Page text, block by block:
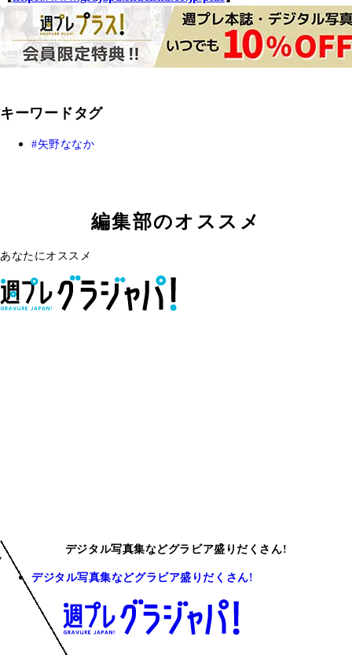
キーワードタグ
矢野ななか
編集部のオススメ
あなたにオススメ
デジタル写真集などグラビア盛りだくさん!
デジタル写真集などグラビア盛りだくさん!